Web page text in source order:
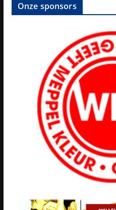
Onze sponsors